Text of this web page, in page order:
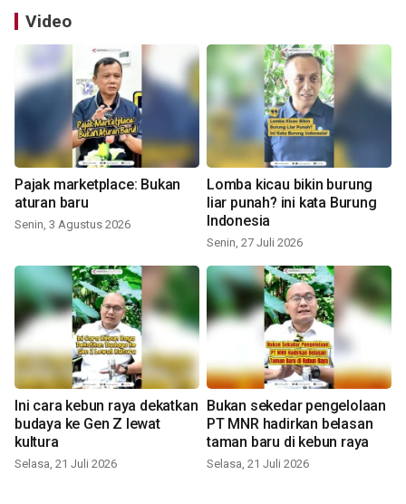
Video
Pajak marketplace: Bukan
aturan baru
Senin, 3 Agustus 2026
Lomba kicau bikin burung
liar punah? ini kata Burung
Indonesia
Senin, 27 Juli 2026
Ini cara kebun raya dekatkan
budaya ke Gen Z lewat
kultura
Selasa, 21 Juli 2026
Bukan sekedar pengelolaan
PT MNR hadirkan belasan
taman baru di kebun raya
Selasa, 21 Juli 2026